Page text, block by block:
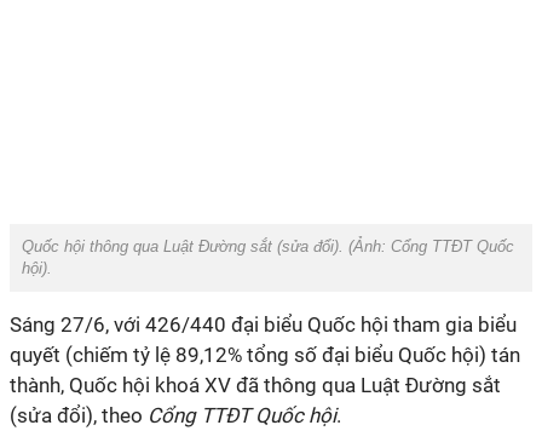
Quốc hội thông qua Luật Đường sắt (sửa đổi). (Ảnh: Cổng TTĐT Quốc
hội).
Sáng 27/6, với 426/440 đại biểu Quốc hội tham gia biểu
quyết (chiếm tỷ lệ 89,12% tổng số đại biểu Quốc hội) tán
thành, Quốc hội khoá XV đã thông qua Luật Đường sắt
(sửa đổi), theo Cổng TTĐT Quốc hội.